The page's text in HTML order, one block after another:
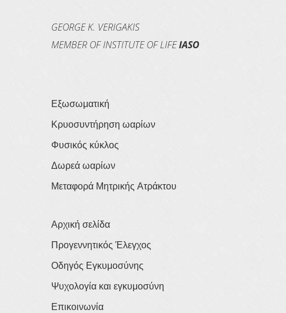
GEORGE K. VERIGAKIS
MEMBER OF INSTITUTE OF LIFEIASO
Εξωσωματική
Κρυοσυντήρηση ωαρίων
Φυσικός κύκλος
Δωρεά ωαρίων
Μεταφορά Μητρικής Ατράκτου
Αρχική σελίδα
Προγεννητικός Έλεγχος
Οδηγός Εγκυμοσύνης
Ψυχολογία και εγκυμοσύνη
Επικοινωνία